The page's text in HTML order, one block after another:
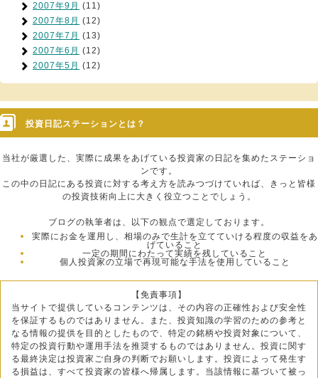
2007年9月 (11)
2007年8月 (12)
2007年7月 (13)
2007年6月 (12)
2007年5月 (12)
投資日記ステーションとは？
当社が厳選した、実際に成果をあげている投資家の日記を集めたステーショ
ンです。
この中の日記にある投資に対する考え方を読みつづけていれば、きっと皆様
の投資技術向上に大きく役立つことでしょう。
ブログの執筆者は、以下の観点で選定しております。
実際にお金を運用し、相場のみで生計を立てていける程度の収益をあ
げていること
一定の期間にわたって実績を残していること
個人投資家の立場で再現可能な手法を使用していること
【免責事項】
当サイトで提供しているコンテンツは、その内容の正確性および安全性
を保証するものではありません。また、投資知識の学習のための参考と
なる情報の提供を目的としたもので、特定の銘柄や投資対象について、
特定の投資行動や運用手法を推奨するものではありません。投資に関す
る最終決定は投資家ご自身の判断でお願いします。投資によって発生す
る損益は、すべて投資家の皆様へ帰属します。当該情報に基づいて被っ